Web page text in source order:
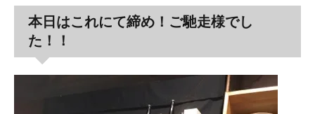
本日はこれにて締め！ご馳走様でし
た！！